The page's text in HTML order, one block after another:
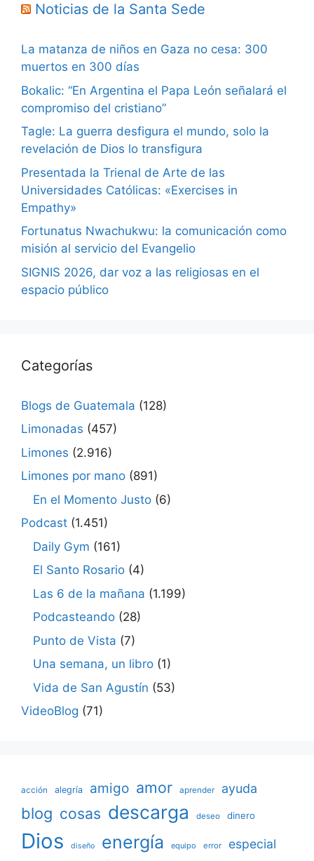
Noticias de la Santa Sede
La matanza de niños en Gaza no cesa: 300
muertos en 300 días
Bokalic: “En Argentina el Papa León señalará el
compromiso del cristiano”
Tagle: La guerra desfigura el mundo, solo la
revelación de Dios lo transfigura
Presentada la Trienal de Arte de las
Universidades Católicas: «Exercises in
Empathy»
Fortunatus Nwachukwu: la comunicación como
misión al servicio del Evangelio
SIGNIS 2026, dar voz a las religiosas en el
espacio público
Categorías
Blogs de Guatemala (128)
Limonadas (457)
Limones (2.916)
Limones por mano (891)
En el Momento Justo (6)
Podcast (1.451)
Daily Gym (161)
El Santo Rosario (4)
Las 6 de la mañana (1.199)
Podcasteando (28)
Punto de Vista (7)
Una semana, un libro (1)
Vida de San Agustín (53)
VideoBlog (71)
acción alegría amigo amor aprender ayuda
blog cosas descarga deseo dinero
Dios diseño energía equipo error especial